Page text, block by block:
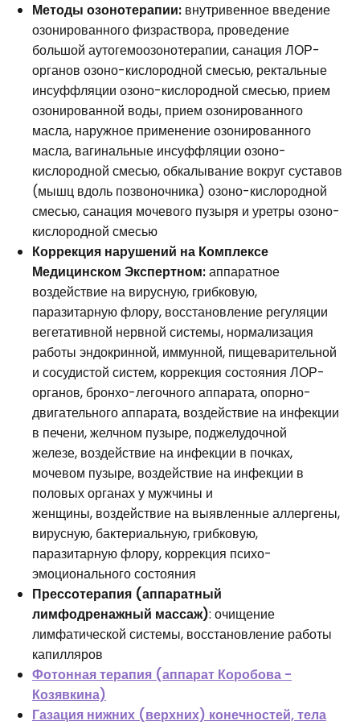
Методы озонотерапии: внутривенное введение
озонированного физраствора, проведение
большой аутогемоозонотерапии, санация ЛОР-
органов озоно-кислородной смесью, ректальные
инсуффляции озоно-кислородной смесью, прием
озонированной воды, прием озонированного
масла, наружное применение озонированного
масла, вагинальные инсуффляции озоно-
кислородной смесью, обкалывание вокруг суставов
(мышц вдоль позвоночника) озоно-кислородной
смесью, санация мочевого пузыря и уретры озоно-
кислородной смесью
Коррекция нарушений на Комплексе
Медицинском Экспертном:аппаратное
воздействие на вирусную, грибковую,
паразитарную флору, восстановление регуляции
вегетативной нервной системы, нормализация
работы эндокринной, иммунной, пищеварительной
и сосудистой систем, коррекция состояния ЛОР-
органов, бронхо-легочного аппарата, опорно-
двигательного аппарата, воздействие на инфекции
в печени, желчном пузыре, поджелудочной
железе, воздействие на инфекции в почках,
мочевом пузыре, воздействие на инфекции в
половых органах у мужчины и
женщины, воздействие на выявленные аллергены,
вирусную, бактериальную, грибковую,
паразитарную флору, коррекция психо-
эмоционального состояния
Прессотерапия (аппаратный
лимфодренажный массаж): очищение
лимфатической системы, восстановление работы
капилляров
Фотонная терапия (аппарат Коробова -
Козявкина)
Газация нижних (верхних) конечностей, тела